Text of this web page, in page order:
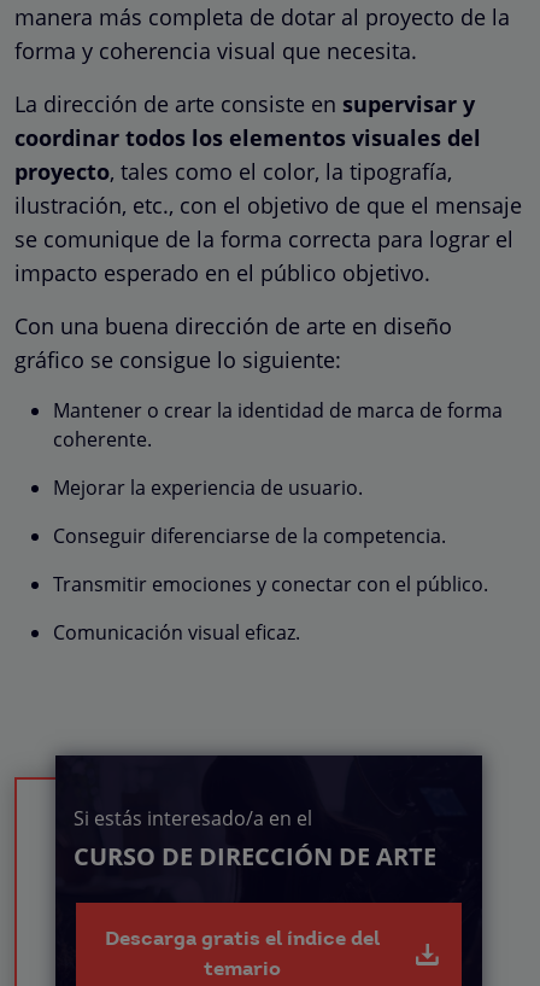
manera más completa de dotar al proyecto de la
forma y coherencia visual que necesita.
La dirección de arte consiste en supervisar y
coordinar todos los elementos visuales del
proyecto, tales como el color, la tipografía,
ilustración, etc., con el objetivo de que el mensaje
se comunique de la forma correcta para lograr el
impacto esperado en el público objetivo.
Con una buena dirección de arte en diseño
gráfico se consigue lo siguiente:
Mantener o crear la identidad de marca de forma
coherente.
Mejorar la experiencia de usuario.
Conseguir diferenciarse de la competencia.
Transmitir emociones y conectar con el público.
Comunicación visual eficaz.
Si estás interesado/a en el
CURSO DE DIRECCIÓN DE ARTE
Descarga gratis el índice del
temario